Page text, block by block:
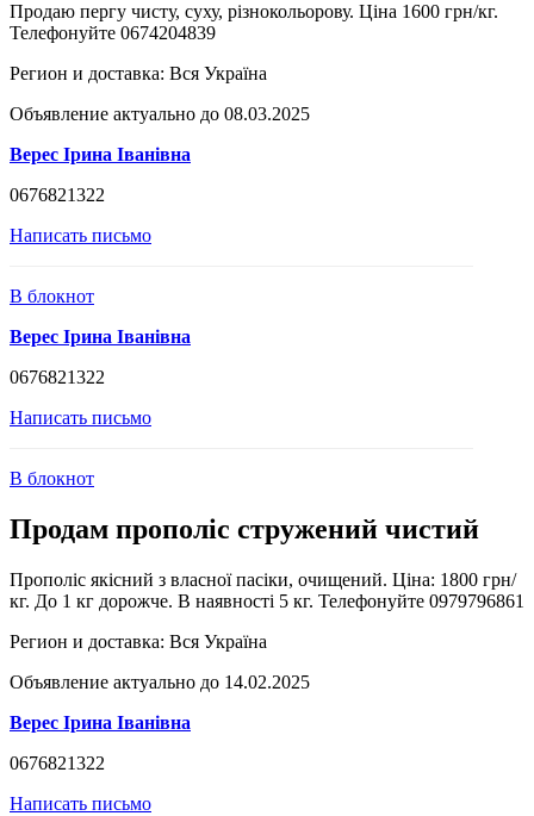
Продаю пергу чисту, суху, різнокольорову. Ціна 1600 грн/кг.
Телефонуйте 0674204839
Регион и доставка: Вся Україна
Объявление актуально до 08.03.2025
Верес Ірина Іванівна
0676821322
Написать письмо
В блокнот
Верес Ірина Іванівна
0676821322
Написать письмо
В блокнот
Продам прополіс стружений чистий
Прополіс якісний з власної пасіки, очищений. Ціна: 1800 грн/
кг. До 1 кг дорожче. В наявності 5 кг. Телефонуйте 0979796861
Регион и доставка: Вся Україна
Объявление актуально до 14.02.2025
Верес Ірина Іванівна
0676821322
Написать письмо